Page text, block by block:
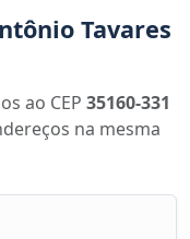
Tavares
ao CEP 35160-331
na mesma